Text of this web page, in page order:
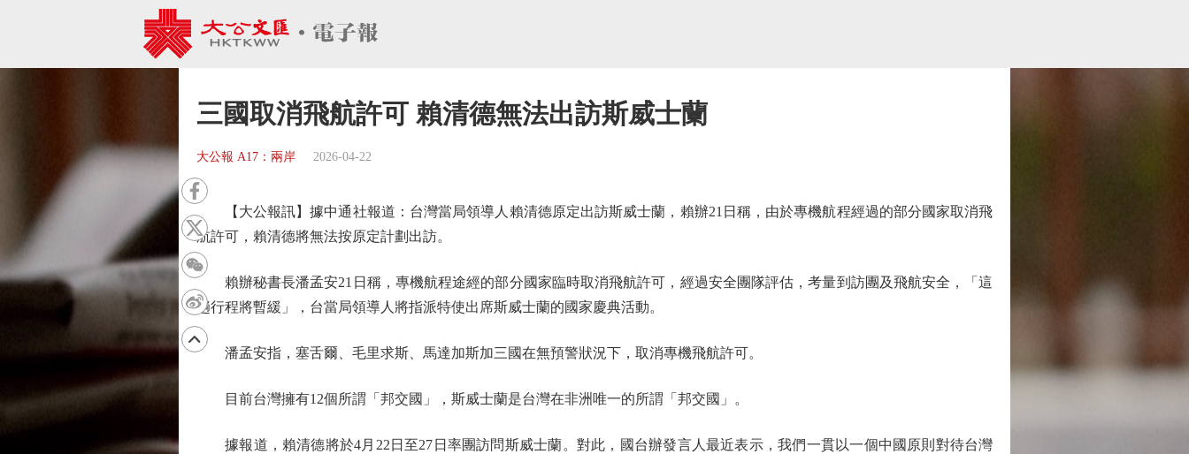
三國取消飛航許可 賴清德無法出訪斯威士蘭
大公報 A17：兩岸 2026-04-22
【大公報訊】據中通社報道：台灣當局領導人賴清德原定出訪斯威士蘭，賴辦21日稱，由於專機航程經過的部分國家取消飛
航許可，賴清德將無法按原定計劃出訪。
賴辦秘書長潘孟安21日稱，專機航程途經的部分國家臨時取消飛航許可，經過安全團隊評估，考量到訪團及飛航安全，「這
趟行程將暫緩」，台當局領導人將指派特使出席斯威士蘭的國家慶典活動。
潘孟安指，塞舌爾、毛里求斯、馬達加斯加三國在無預警狀況下，取消專機飛航許可。
目前台灣擁有12個所謂「邦交國」，斯威士蘭是台灣在非洲唯一的所謂「邦交國」。
據報道，賴清德將於4月22日至27日率團訪問斯威士蘭。對此，國台辦發言人最近表示，我們一貫以一個中國原則對待台灣